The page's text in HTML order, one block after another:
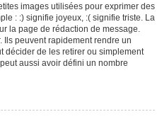
images utilisées pour exprimer des
: :) signifie joyeux, :( signifie triste. La
la page de rédaction de message.
Ils peuvent rapidement rendre un
décider de les retirer ou simplement
aussi avoir défini un nombre